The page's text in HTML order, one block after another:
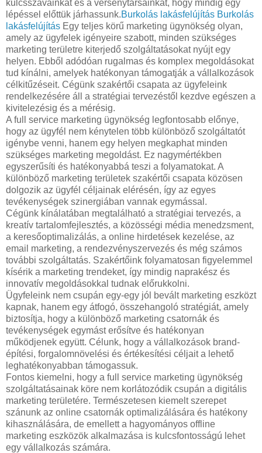
kulcsszavainkat és a versenytársainkat, hogy mindig egy
lépéssel előttük járhassunk.Burkolás lakásfelújítás Burkolás
lakásfelújítás Egy teljes körű marketing ügynökség olyan,
amely az ügyfelek igényeire szabott, minden szükséges
marketing területre kiterjedő szolgáltatásokat nyújt egy
helyen. Ebből adódóan rugalmas és komplex megoldásokat
tud kínálni, amelyek hatékonyan támogatják a vállalkozások
célkitűzéseit. Cégünk szakértői csapata az ügyfeleink
rendelkezésére áll a stratégiai tervezéstől kezdve egészen a
kivitelezésig és a mérésig.
A full service marketing ügynökség legfontosabb előnye,
hogy az ügyfél nem kénytelen több különböző szolgáltatót
igénybe venni, hanem egy helyen megkaphat minden
szükséges marketing megoldást. Ez nagymértékben
egyszerűsíti és hatékonyabbá teszi a folyamatokat. A
különböző marketing területek szakértői csapata közösen
dolgozik az ügyfél céljainak elérésén, így az egyes
tevékenységek szinergiában vannak egymással.
Cégünk kínálatában megtalálható a stratégiai tervezés, a
kreatív tartalomfejlesztés, a közösségi média menedzsment,
a keresőoptimalizálás, a online hirdetések kezelése, az
email marketing, a rendezvényszervezés és még számos
további szolgáltatás. Szakértőink folyamatosan figyelemmel
kísérik a marketing trendeket, így mindig naprakész és
innovatív megoldásokkal tudnak előrukkolni.
Ügyfeleink nem csupán egy-egy jól bevált marketing eszközt
kapnak, hanem egy átfogó, összehangoló stratégiát, amely
biztosítja, hogy a különböző marketing csatornák és
tevékenységek egymást erősítve és hatékonyan
működjenek együtt. Célunk, hogy a vállalkozások brand-
építési, forgalomnövelési és értékesítési céljait a lehető
leghatékonyabban támogassuk.
Fontos kiemelni, hogy a full service marketing ügynökség
szolgáltatásainak köre nem korlátozódik csupán a digitális
marketing területére. Természetesen kiemelt szerepet
szánunk az online csatornák optimalizálására és hatékony
kihasználására, de emellett a hagyományos offline
marketing eszközök alkalmazása is kulcsfontosságú lehet
egy vállalkozás számára.